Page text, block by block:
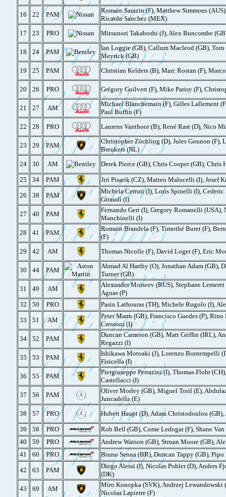
16 22 PAM
Romain Sarazin (F), Matthew Simmons
Ricardo Sanchez (MEX)
17
23 PRO Mitsunori Takaboshi (J), Alex Buncombe
18 24 PAM
Ian Loggie (GB), Callum Macleod (GB),
Meyrick (GB)
19
25 PAM Christian Kelders (B), Marc Rostan (F),
20 26 PRO Grégory Guilvert (F), Mike Parisy (F),
21 27 AM
Michael Blanchemain (F), Gilles Lallement
Paul Buffin (F)
22
28 PRO Laurens Vanthoor (B), René Rast (D), Nico
23 29 PAM
Christopher Zöchling (D), Jules Gounon (F),
Breukers (NL)
24
30 AM Derek Pierce (GB), Chris Cooper (GB), Chris
25 34 PAM Jiri Pisarik (CZ), Matteo Malucelli (I), Josef
26 38 PAM
Michela Cerruti (I), Loris Spinelli (I),
Giraudi (I)
27
40 PAM
Fernando Geri (I), Gregory Romanelli
Manchinelli (I)
28
41 PAM
Romain Brandela (F), Timothé Buret (F),
(F)
29
42 AM Thomas Nicolle (F), David Loger (F), Eric
30 44 PAM
Ahmad Al Harthy (O), Jonathan Adam (GB),
Turner (GB)
31
49 AM
Alexander Moiseev (RUS), Stephane
Aguas (P)
32
50 PRO Pasin Lathouras (TH), Michele Rugolo (I),
33 51 AM
Peter Mann (GB), Francisco Guedes (P),
Cressoni (I)
34
52 PAM
Duncan Cameron (GB), Matt Griffin (IRL),
Regazzi (I)
35
53 PAM
Ishikawa Motoaki (J), Lorenzo Bontempelli
Fisicella (I)
36
55 PAM
Piergiuseppe Perrazini (I), Thomas Flohr
Castellacci (I)
37
56 PAM
Oliver Morley (GB), Miguel Toril (E),
Juncadella (E)
38
57 PRO Hubert Haupt (D), Adam Christodoulou (GB),
39 58 PRO
Rob Bell (GB), Come Ledogar (F), Shane
40
59 PRO
Andrew Watson (GB), Struan Moore (GB),
41
60 PRO Bruno Senna (BR), Duncan Tappy (GB), Pipo
42 63 PAM
Diego Alessi (I), Nicolas Pohler (D), Anders
(DK)
43
69 AM
Miro Konopka (SVK), Andrzej Lewandowski
Nicolas Lapierre (F)